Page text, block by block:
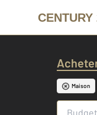
CENTURY
Maison